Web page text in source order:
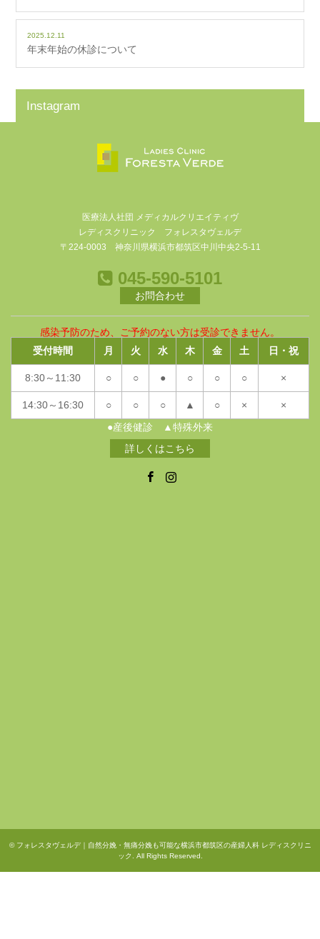
2025.12.11
年末年始の休診について
Instagram
医療法人社団 メディカルクリエイティヴ
レディスクリニック フォレスタヴェルデ
〒224-0003 神奈川県横浜市都筑区中川中央2-5-11
045-590-5101
お問合わせ
感染予防のため、ご予約のない方は受診できません。
受付時間
月 火 水 木 金 土 日・祝
8:30～11:30 ○ ○ ● ○ ○ ○ ×
14:30～16:30 ○ ○ ○ ▲ ○ ×
×
●産後健診 ▲特殊外来
詳しくはこちら
© フォレスタヴェルデ｜自然分娩・無痛分娩も可能な横浜市都筑区の産婦人科 レディスクリニ
ック
. All Rights Reserved.